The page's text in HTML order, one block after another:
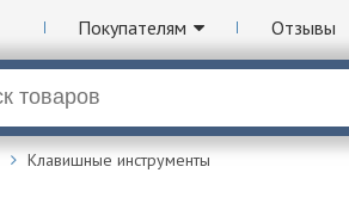
Покупателям Отзывы
Клавишные инструменты